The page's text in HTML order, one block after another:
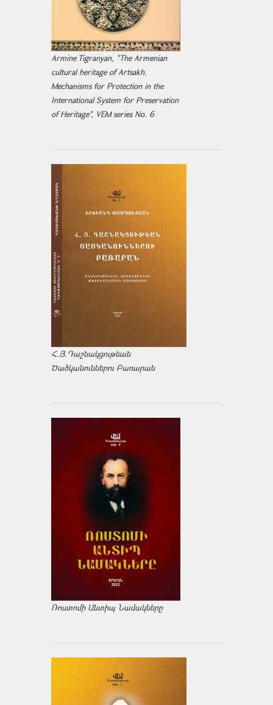
Armine Tigranyan, "The Armenian
cultural heritage of Artsakh.
Mechanisms for Protection in the
International System for Preservation
of Heritage", VEM series No. 6
Հ.Յ.Դաշնակցութեան
Ծածկանուններու Բառարան
Ռոստոմի Անտիպ Նամակները